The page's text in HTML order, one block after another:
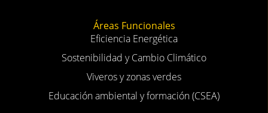
Áreas Funcionales
Eficiencia Energética
Sostenibilidad y Cambio Climático
Viveros y zonas verdes
Educación ambiental y formación (CSEA)